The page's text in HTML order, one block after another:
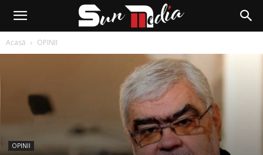
Acasă OPINII
OPINII